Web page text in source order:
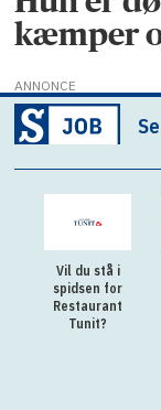
kæmper
ANNONCE
Vil du stå i
spidsen for
Restaurant
Tunit?